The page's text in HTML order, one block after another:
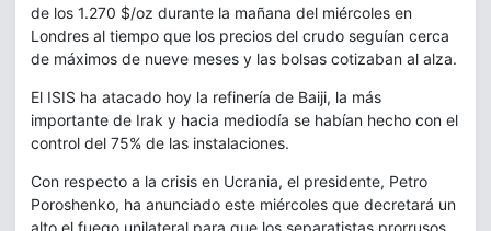
de los 1.270 $/oz durante la mañana del miércoles en
Londres al tiempo que los precios del crudo seguían cerca
de máximos de nueve meses y las bolsas cotizaban al alza.
El ISIS ha atacado hoy la refinería de Baiji, la más
importante de Irak y hacia mediodía se habían hecho con el
control del 75% de las instalaciones.
Con respecto a la crisis en Ucrania, el presidente, Petro
Poroshenko, ha anunciado este miércoles que decretará un
alto el fuego unilateral para que los separatistas prorrusos